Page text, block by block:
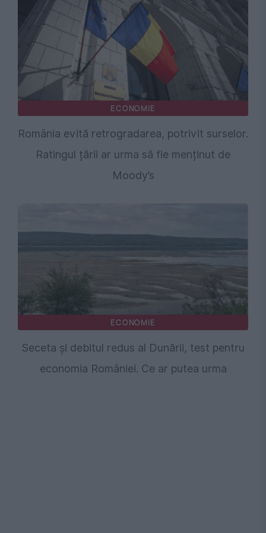
ECONOMIE
România evită retrogradarea, potrivit surselor.
Ratingul țării ar urma să fie menținut de
Moody’s
ECONOMIE
Seceta și debitul redus al Dunării, test pentru
economia României. Ce ar putea urma